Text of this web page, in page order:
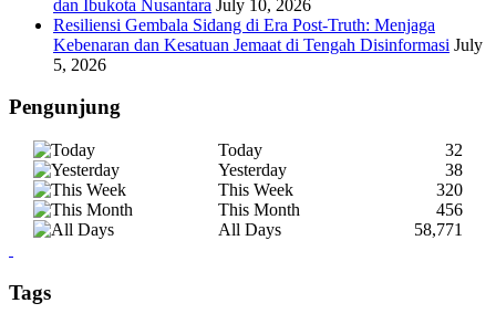
dan Ibukota Nusantara July 10, 2026
Resiliensi Gembala Sidang di Era Post-Truth: Menjaga
Kebenaran dan Kesatuan Jemaat di Tengah Disinformasi July
5, 2026
Pengunjung
Today
32
Yesterday
38
This Week
320
This Month
456
All Days
58,771
Tags